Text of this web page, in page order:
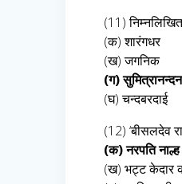
(11)
(क) शारंगधर
(ख) जगनिक
(ग)
(घ) चन्दबरदाई
(12) ‘बीसलदेव
(क) नरपति
(ख) भट्ट केदार